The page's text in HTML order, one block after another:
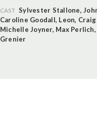
CAST Sylvester Stallone,
Caroline Goodall, Leon,
Michelle Joyner, Max Perlich,
Grenier